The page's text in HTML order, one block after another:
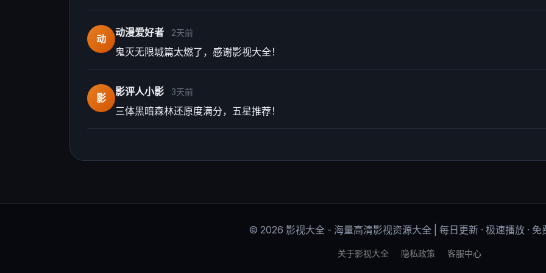
动
动漫爱好者 2天前
鬼灭无限城篇太燃了，感谢影视大全！
影
影评人小影 3天前
三体黑暗森林还原度满分，五星推荐！
© 2026 影视大全 - 海量高清影视资源大全 | 每日更新 · 极速播放 · 免
关于影视大全 隐私政策 客服中心